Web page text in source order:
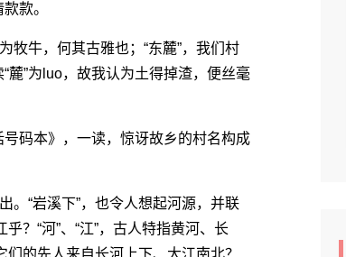
款。
牛，何其古雅也；“东麓”，我们村
麓”为luo，故我认为土得掉渣，便丝毫
码本》，一读，惊讶故乡的村名构成
“岩溪下”，也令人想起河源，并联
？“河”、“江”，古人特指黄河、长
们的先人来自长河上下、大江南北？